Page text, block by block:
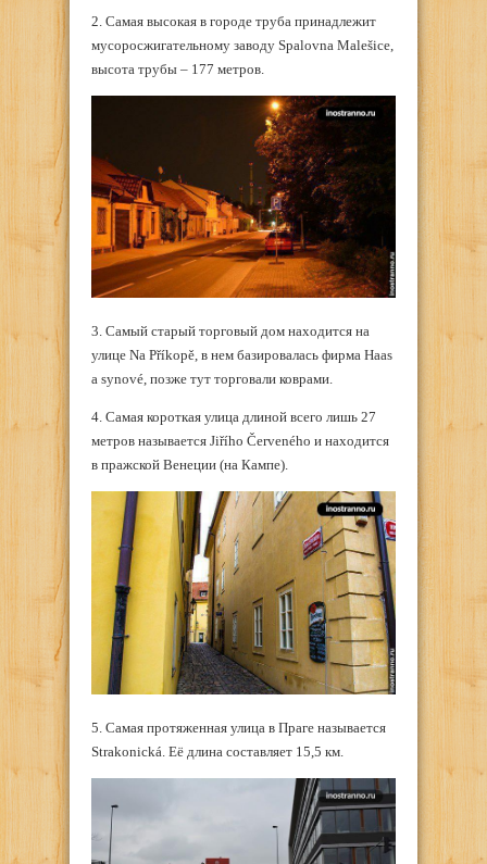
2. Самая высокая в городе труба принадлежит
мусоросжигательному заводу Spalovna Malešice,
высота трубы – 177 метров.
3. Самый старый торговый дом находится на
улице Na Příkopě, в нем базировалась фирма Haas
a synové, позже тут торговали коврами.
4. Самая короткая улица длиной всего лишь 27
метров называется Jiřího Červeného и находится
в пражской Венеции (на Кампе).
5. Самая протяженная улица в Праге называется
Strakonická. Её длина составляет 15,5 км.